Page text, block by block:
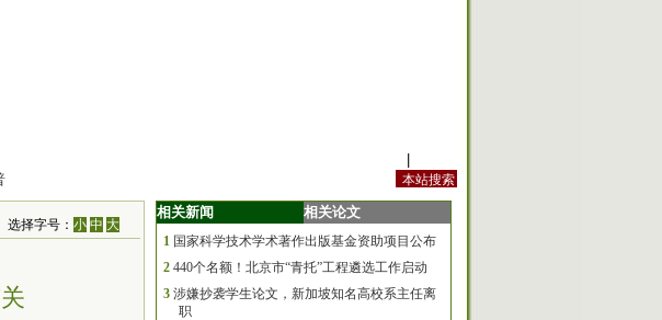
选择字号：小 中 大
相关新闻 相关论文
1 国家科学技术学术著作出版基金资助项目公布
2 440个名额！北京市“青托”工程遴选工作启动
3 涉嫌抄袭学生论文，新加坡知名高校系主任离
职